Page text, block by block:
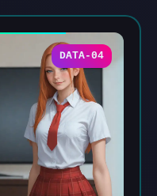
DATA-04